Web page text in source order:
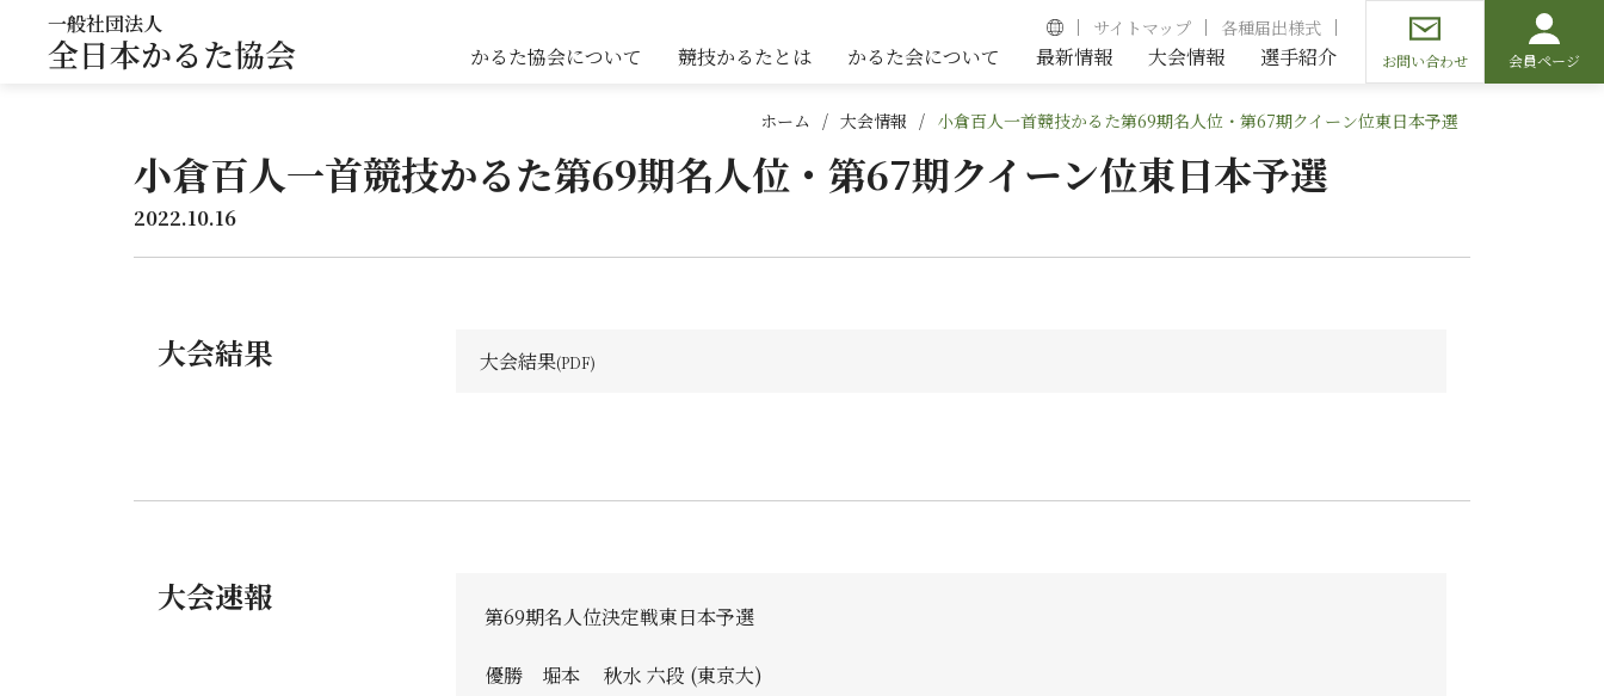
一般社団法人
全日本かるた協会
サイトマップ 各種届出様式
かるた協会について 競技かるたとは かるた会について 最新情報 大会情報 選手紹介 お問い合わせ 会員ページ
ホーム 大会情報 小倉百人一首競技かるた第69期名人位・第67期クイーン位東日本予選
小倉百人一首競技かるた第69期名人位・第67期クイーン位東日本予選
2022.10.16
大会結果 大会結果
大会速報
第69期名人位決定戦東日本予選
優勝 堀本 秋水 六段 (東京大)